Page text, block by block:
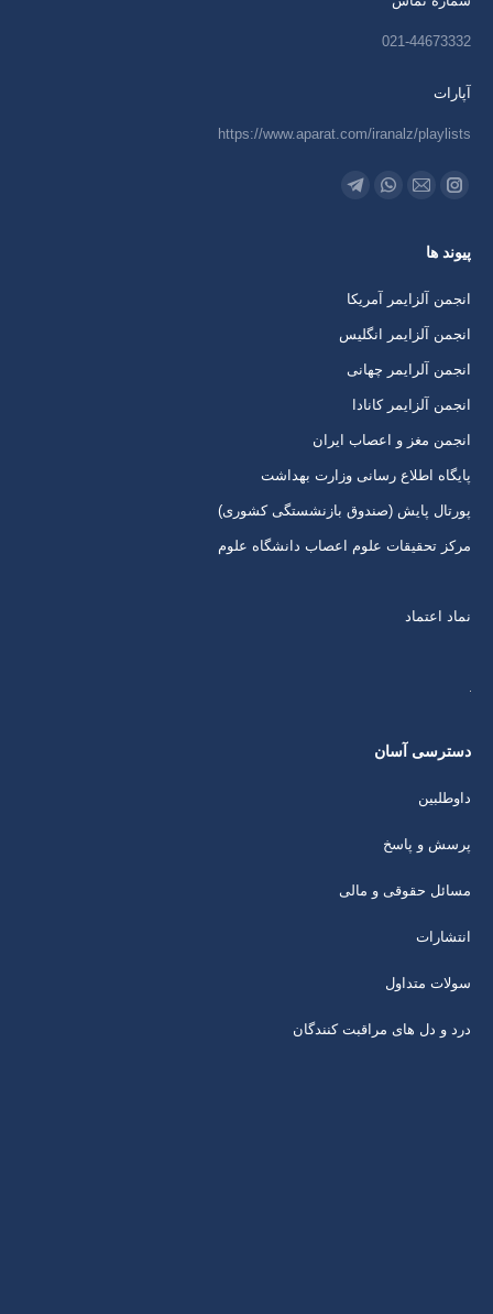
021-44673332
آپارات
https://www.aparat.com/iranalz/playlists
ما را دنبال کنید در:
اینستاگرام
کردن
پنجره
جدید
ایمیل
در
پنجره
جدید
واتساپ
در
پنجره
جدید
پنجره
جدید
پیوند ها
انجمن آلزایمر آمریکا
انجمن آلزایمر انگلیس
انجمن آلرایمر چهانی
انجمن آلزایمر کانادا
انجمن مغز و اعصاب ایران
پایگاه اطلاع رسانی وزارت بهداشت
پورتال پایش (صندوق بازنشستگی کشوری)
مرکز تحقیقات علوم اعصاب دانشگاه علوم
نماد اعتماد
دسترسی آسان
داوطلبین
پرسش و پاسخ
مسائل حقوقی و مالی
انتشارات
سولات متداول
درد و دل های مراقبت کنندگان